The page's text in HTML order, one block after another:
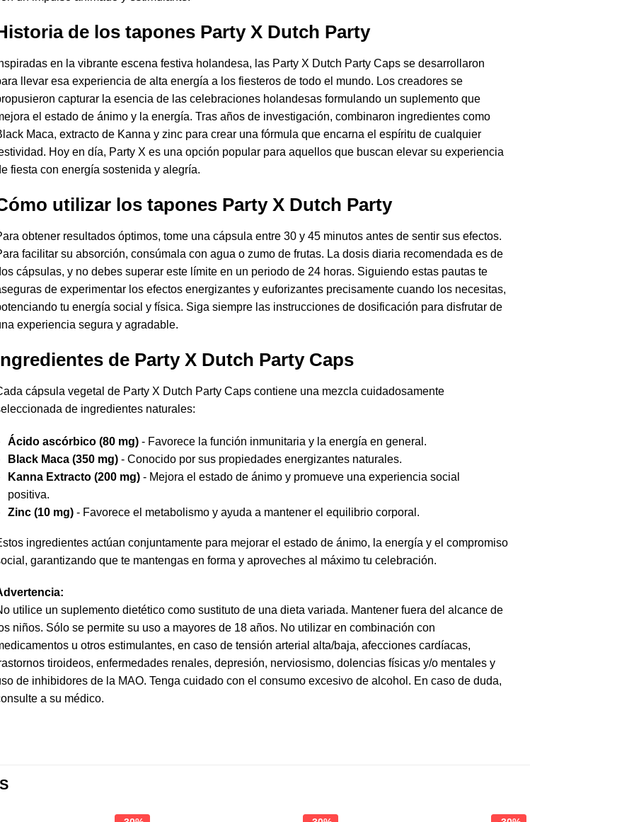
de los tapones Party X Dutch Party
en la vibrante escena festiva holandesa, las Party X Dutch Party Caps se desarrollaron
llevar esa experiencia de alta energía a los fiesteros de todo el mundo. Los creadores se
capturar la esencia de las celebraciones holandesas formulando un suplemento que
el estado de ánimo y la energía. Tras años de investigación, combinaron ingredientes como
Maca, extracto de Kanna y zinc para crear una fórmula que encarna el espíritu de cualquier
Hoy en día, Party X es una opción popular para aquellos que buscan elevar su experiencia
fiesta con energía sostenida y alegría.
utilizar los tapones Party X Dutch Party
obtener resultados óptimos, tome una cápsula entre 30 y 45 minutos antes de sentir sus efectos.
facilitar su absorción, consúmala con agua o zumo de frutas. La dosis diaria recomendada es de
cápsulas, y no debes superar este límite en un periodo de 24 horas. Siguiendo estas pautas te
de experimentar los efectos energizantes y euforizantes precisamente cuando los necesitas,
tu energía social y física. Siga siempre las instrucciones de dosificación para disfrutar de
experiencia segura y agradable.
de Party X Dutch Party Caps
cápsula vegetal de Party X Dutch Party Caps contiene una mezcla cuidadosamente
de ingredientes naturales:
Ácido ascórbico (80 mg)- Favorece la función inmunitaria y la energía en general.
Black Maca (350 mg)- Conocido por sus propiedades energizantes naturales.
Kanna Extracto (200 mg)- Mejora el estado de ánimo y promueve una experiencia social
positiva.
Zinc (10 mg)- Favorece el metabolismo y ayuda a mantener el equilibrio corporal.
ingredientes actúan conjuntamente para mejorar el estado de ánimo, la energía y el compromiso
garantizando que te mantengas en forma y aproveches al máximo tu celebración.
utilice un suplemento dietético como sustituto de una dieta variada. Mantener fuera del alcance de
niños. Sólo se permite su uso a mayores de 18 años. No utilizar en combinación con
u otros estimulantes, en caso de tensión arterial alta/baja, afecciones cardíacas,
tiroideos, enfermedades renales, depresión, nerviosismo, dolencias físicas y/o mentales y
de inhibidores de la MAO. Tenga cuidado con el consumo excesivo de alcohol. En caso de duda,
a su médico.